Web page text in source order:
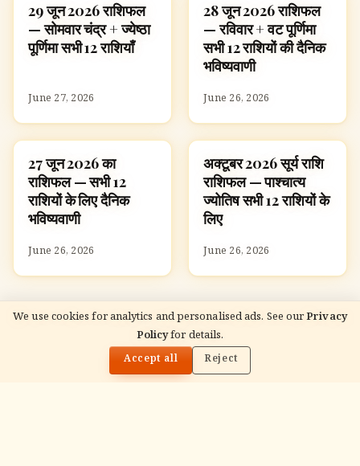
We use cookies for analytics and personalised ads. See ourPrivacy
Policyfor details.
Accept all Reject
ज्योतिष
29 जून 2026 राशिफल
— सोमवार चंद्र + ज्येष्ठा
पूर्णिमा सभी 12 राशियाँ
June 27, 2026
ज्योतिष
28 जून 2026 राशिफल
— रविवार + वट पूर्णिमा
सभी 12 राशियों की दैनिक
भविष्यवाणी
June 26, 2026
ज्योतिष
27 जून 2026 का
राशिफल — सभी 12
राशियों के लिए दैनिक
भविष्यवाणी
June 26, 2026
ज्योतिष
अक्टूबर 2026 सूर्य राशि
राशिफल — पाश्चात्य
ज्योतिष सभी 12 राशियों के
लिए
June 26, 2026
29 जून 2026 राशिफल — सोमवार चंद्र + ज्येष्ठा पूर्णिमा सभी 12